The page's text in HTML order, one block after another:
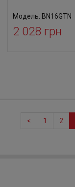
Модель: BN16GTN
2 028 грн
< 1 2